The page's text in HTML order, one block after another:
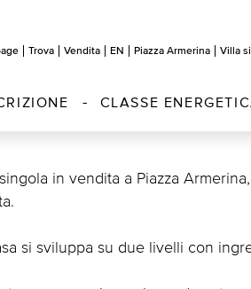
Trova Vendita EN Piazza Armerina Villa
CLASSE
in vendita a Piazza
si sviluppa su due livelli con